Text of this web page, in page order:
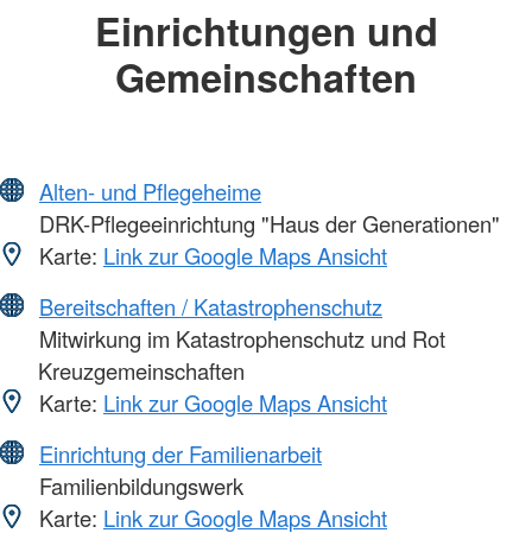
Einrichtungen und
Gemeinschaften
Alten- und Pflegeheime
DRK-Pflegeeinrichtung "Haus der Generationen"
Karte: Link zur Google Maps Ansicht
Bereitschaften / Katastrophenschutz
Mitwirkung im Katastrophenschutz und Rot
Kreuzgemeinschaften
Karte: Link zur Google Maps Ansicht
Einrichtung der Familienarbeit
Familienbildungswerk
Karte: Link zur Google Maps Ansicht